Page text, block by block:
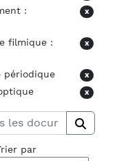
:
x
filmique :
x
périodique x
x
par